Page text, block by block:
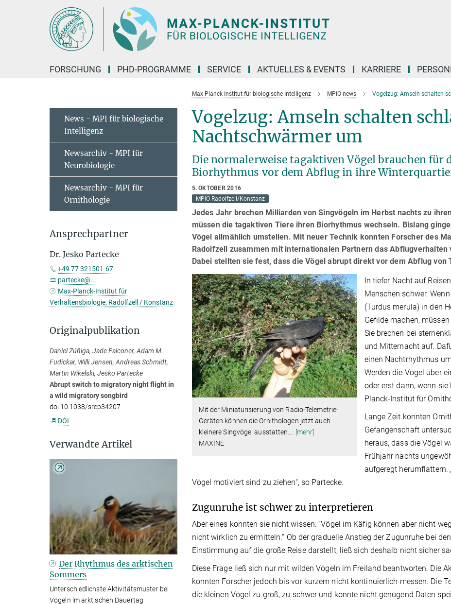
FORSCHUNG PHD-PROGRAMME SERVICE AKTUELLES & EVENTS KARRIERE
Max-Planck-Institut für biologische Intelligenz MPIO-news Vogelzug: Amseln schalten
Vogelzug: Amseln schalten
Nachtschwärmer um
Die normalerweise tagaktiven Vögel brauchen für
Biorhythmus vor dem Abflug in ihre
5. OKTOBER 2016
MPIO Radolfzell/Konstanz
Jedes Jahr brechen Milliarden von Singvögeln im Herbst nachts zu
müssen die tagaktiven Tiere ihren Biorhythmus wechseln. Bislang
Vögel allmählich umstellen. Mit neuer Technik konnten Forscher des
Radolfzell zusammen mit internationalen Partnern das
Dabei stellten sie fest, dass die Vögel abrupt direkt vor dem Abflug
Mit der Miniaturisierung von Radio-Telemetrie-
Geräten können die Ornithologen jetzt auch
kleinere Singvögel ausstatten.… [mehr]
MAXINE
In tiefer Nacht auf
Menschen schwer.
(Turdus merula) in den
Gefilde machen,
Sie brechen bei
und Mitternacht auf.
einen Nachtrhythmus
Werden die Vögel über
oder erst dann, wenn
Planck-Institut für
Lange Zeit konnten
Gefangenschaft
heraus, dass die Vögel
Frühjahr nachts
aufgeregt herumflattern.
Vögel motiviert sind zu ziehen“, so Partecke.
Zugunruhe ist schwer zu interpretieren
Aber eines konnten sie nicht wissen: “Vögel im Käfig können aber nicht
nicht wirklich zu ermitteln.“ Ob der graduelle Anstieg der Zugunruhe bei
Einstimmung auf die große Reise darstellt, ließ sich deshalb nicht sicher
Diese Frage ließ sich nur mit wilden Vögeln im Freiland beantworten. Die
konnten Forscher jedoch bis vor kurzem nicht kontinuierlich messen. Die
die kleinen Vögel zu groß, zu schwer und konnte nicht genügend Daten
News - MPI für biologische
Intelligenz
Newsarchiv - MPI für
Neurobiologie
Newsarchiv - MPI für
Ornithologie
Ansprechpartner
Dr. Jesko Partecke
+49 77 321501-67
partecke@...
Max-Planck-Institut für
Verhaltensbiologie, Radolfzell / Konstanz
Originalpublikation
Daniel Zúñiga, Jade Falconer, Adam M.
Fudickar, Willi Jensen, Andreas Schmidt,
Martin Wikelski, Jesko Partecke
Abrupt switch to migratory night flight in
a wild migratory songbird
doi 10.1038/srep34207
DOI
Verwandte Artikel
Der Rhythmus des arktischen
Sommers
Unterschiedlichste Aktivitätsmuster bei
Vögeln im arktischen Dauertag